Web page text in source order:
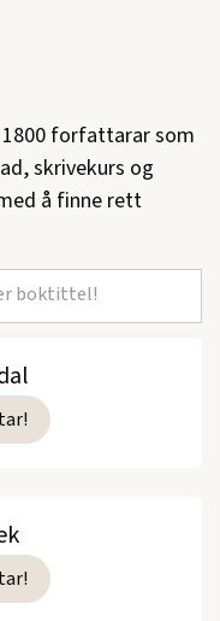
forfattarar som
skrivekurs og
å finne rett